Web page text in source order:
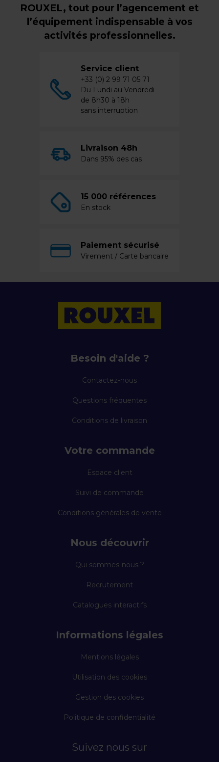
ROUXEL, tout pour l’agencement et
l’équipement indispensable à vos
activités professionnelles.
Service client
+33 (0) 2 99 71 05 71
Du Lundi au Vendredi
de 8h30 à 18h
sans interruption
Livraison 48h
Dans 95% des cas
15 000 références
En stock
Paiement sécurisé
Virement / Carte bancaire
Besoin d'aide ?
Contactez-nous
Questions fréquentes
Conditions de livraison
Votre commande
Espace client
Suivi de commande
Conditions générales de vente
Nous découvrir
Qui sommes-nous ?
Recrutement
Catalogues interactifs
Informations légales
Mentions légales
Utilisation des cookies
Gestion des cookies
Politique de confidentialité
Suivez nous sur